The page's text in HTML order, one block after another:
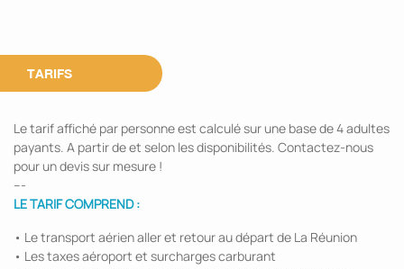
TARIFS
Le tarif affiché par personne est calculé sur une base de 4 adultes
payants. A partir de et selon les disponibilités. Contactez-nous
pour un devis sur mesure !
---
LE TARIF COMPREND :
• Le transport aérien aller et retour au départ de La Réunion
• Les taxes aéroport et surcharges carburant